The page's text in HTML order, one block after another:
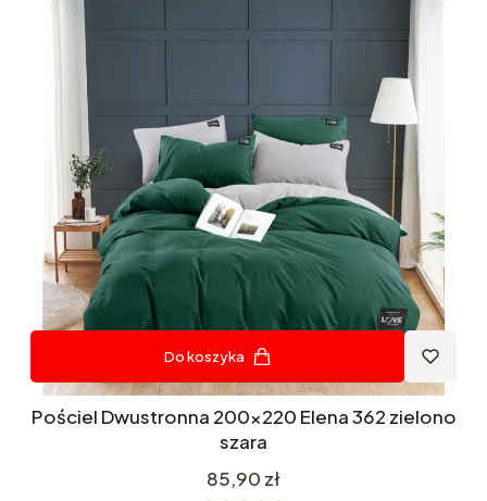
Do koszyka
Pościel Dwustronna 200x220 Elena 362 zielono
szara
Cena
85,90 zł